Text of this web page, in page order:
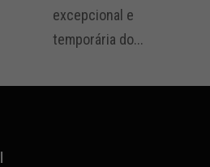
excepcional e
temporária do...